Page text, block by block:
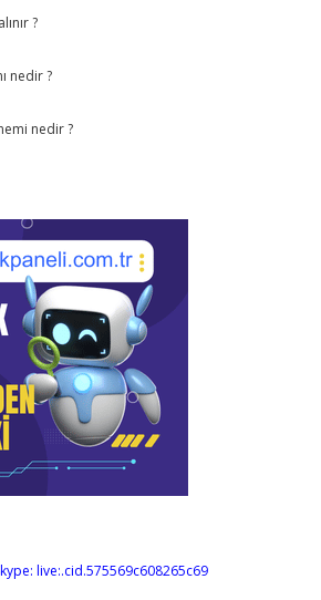
?
nedir ?
nedir ?
live:.cid.575569c608265c69